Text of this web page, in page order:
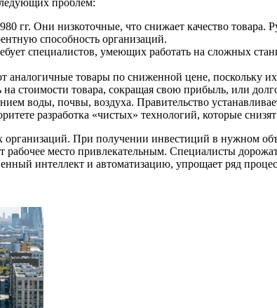
гг. Они низкоточные, что снижает качество товара.
способность организаций.
специалистов, умеющих работать на сложных
аналогичные товары по сниженной цене, поскольку
стоимости товара, сокращая свою прибыль, или
воды, почвы, воздуха. Правительство
разработка «чистых» технологий, которые
При получении инвестиций в нужном
место привлекательным. Специалисты
интеллект и автоматизацию, упрощает ряд